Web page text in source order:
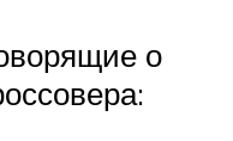
о